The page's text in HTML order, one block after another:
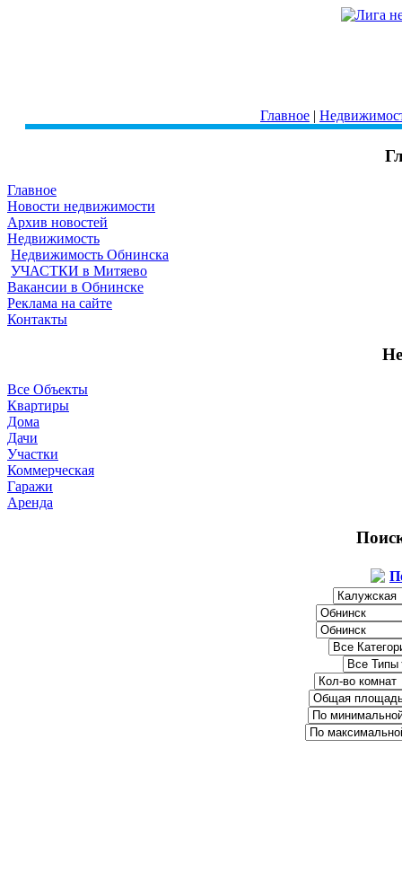
Главное |
Главное
Новости недвижимости
Архив новостей
Недвижимость
Недвижимость Обнинска
УЧАСТКИ в Митяево
Вакансии в Обнинске
Реклама на сайте
Контакты
Все Объекты
Квартиры
Дома
Дачи
Участки
Коммерческая
Гаражи
Аренда